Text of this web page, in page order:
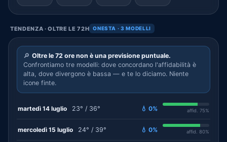
TENDENZA · OLTRE LE 72H ONESTA · 3 MODELLI
🔎 Oltre le 72 ore non è una previsione puntuale.
Confrontiamo tre modelli: dove concordano l'affidabilità è
alta, dove divergono è bassa — e te lo diciamo. Niente
icone finte.
martedì 14 luglio 23° / 36° 💧 0% affid. 75%
mercoledì 15 luglio 24° / 39° 💧 0% affid. 80%